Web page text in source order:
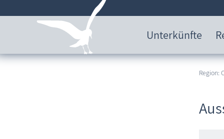
Unterkünfte
Region: